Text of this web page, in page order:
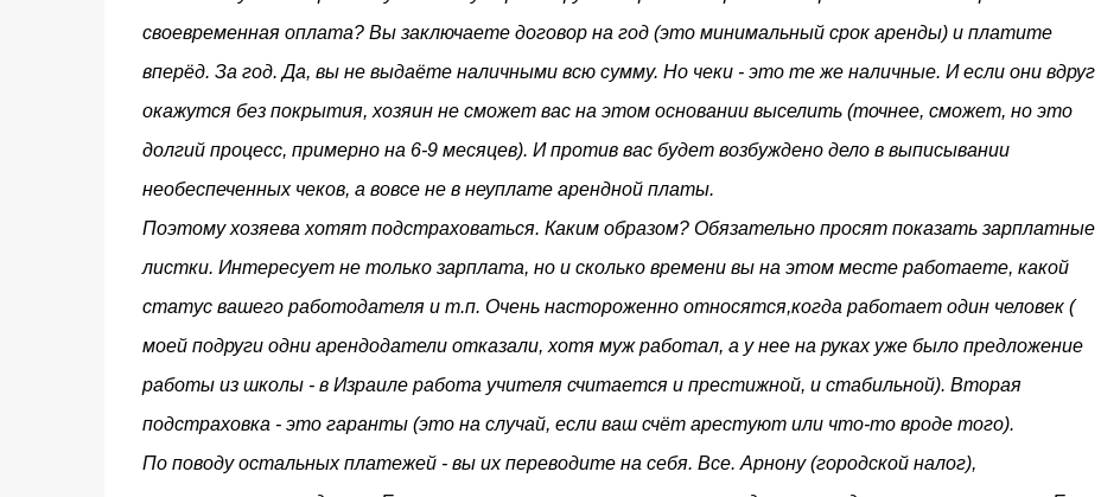
своевременная оплата? Вы заключаете договор на год (это минимальный срок аренды) и платите
вперёд. За год. Да, вы не выдаёте наличными всю сумму. Но чеки - это те же наличные. И если они вдруг
окажутся без покрытия, хозяин не сможет вас на этом основании выселить (точнее, сможет, но это
долгий процесс, примерно на 6-9 месяцев). И против вас будет возбуждено дело в выписывании
необеспеченных чеков, а вовсе не в неуплате арендной платы.
Поэтому хозяева хотят подстраховаться. Каким образом? Обязательно просят показать зарплатные
листки. Интересует не только зарплата, но и сколько времени вы на этом месте работаете, какой
статус вашего работодателя и т.п. Очень настороженно относятся,когда работает один человек (
моей подруги одни арендодатели отказали, хотя муж работал, а у нее на руках уже было предложение
работы из школы - в Израиле работа учителя считается и престижной, и стабильной). Вторая
подстраховка - это гаранты (это на случай, если ваш счёт арестуют или что-то вроде того).
По поводу остальных платежей - вы их переводите на себя. Все. Арнону (городской налог),